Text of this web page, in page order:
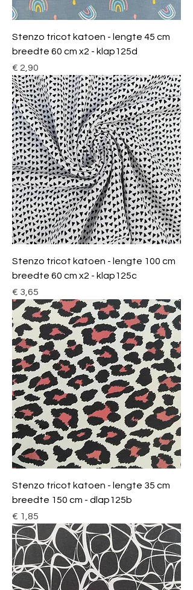
Stenzo tricot katoen - lengte 45 cm
breedte 60 cm x2 - klap125d
Prijs
€ 2,90
Stenzo tricot katoen - lengte 100 cm
breedte 60 cm x2 - klap125c
Prijs
€ 3,65
Stenzo tricot katoen - lengte 35 cm
breedte 150 cm - dlap125b
Prijs
€ 1,85